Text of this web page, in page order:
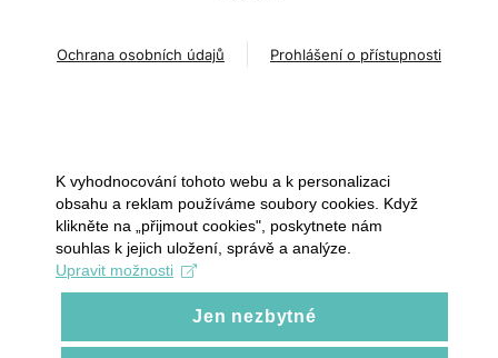
Ochrana osobních údajů Prohlášení o přístupnosti
K vyhodnocování tohoto webu a k personalizaci
obsahu a reklam používáme soubory cookies. Když
klikněte na „přijmout cookies", poskytnete nám
souhlas k jejich uložení, správě a analýze.
Upravit možnosti
Jen nezbytné